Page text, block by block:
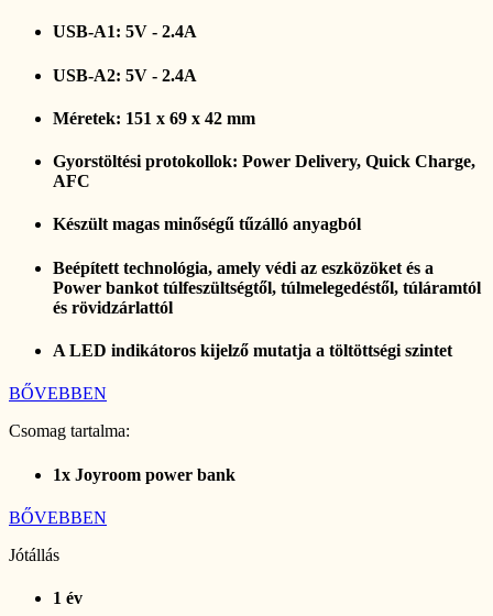
USB-A1: 5V - 2.4A
USB-A2: 5V - 2.4A
Méretek: 151 x 69 x 42 mm
Gyorstöltési protokollok: Power Delivery, Quick Charge,
AFC
Készült magas minőségű tűzálló anyagból
Beépített technológia, amely védi az eszközöket és a
Power bankot túlfeszültségtől, túlmelegedéstől, túláramtól
és rövidzárlattól
A LED indikátoros kijelző mutatja a töltöttségi szintet
BŐVEBBEN
Csomag tartalma:
1x Joyroom power bank
BŐVEBBEN
Jótállás
1 év